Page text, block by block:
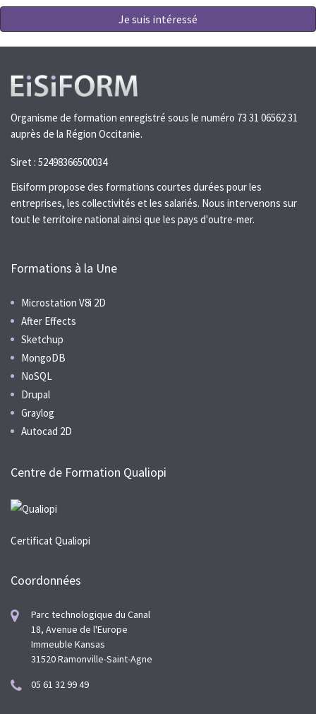
Je suis intéressé
Organisme de formation enregistré sous le numéro 73 31 06562 31
auprès de la Région Occitanie.
Siret : 52498366500034
Eisiform propose des formations courtes durées pour les
entreprises, les collectivités et les salariés. Nous intervenons sur
tout le territoire national ainsi que les pays d'outre-mer.
Formations à la Une
Microstation V8i 2D
After Effects
Sketchup
MongoDB
NoSQL
Drupal
Graylog
Autocad 2D
Centre de Formation Qualiopi
Certificat Qualiopi
Coordonnées
Parc technologique du Canal
18, Avenue de l'Europe
Immeuble Kansas
31520 Ramonville-Saint-Agne
05 61 32 99 49